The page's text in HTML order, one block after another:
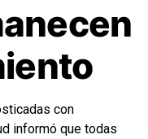
con
informó que todas